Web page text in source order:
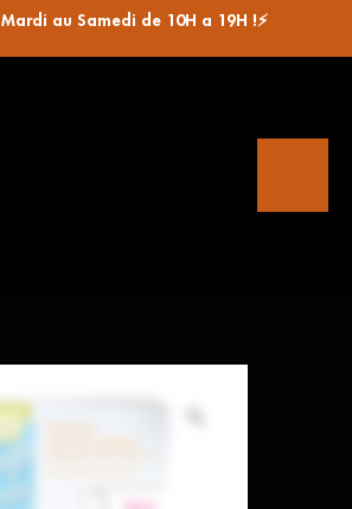
au Samedi de 10H a 19H !⚡